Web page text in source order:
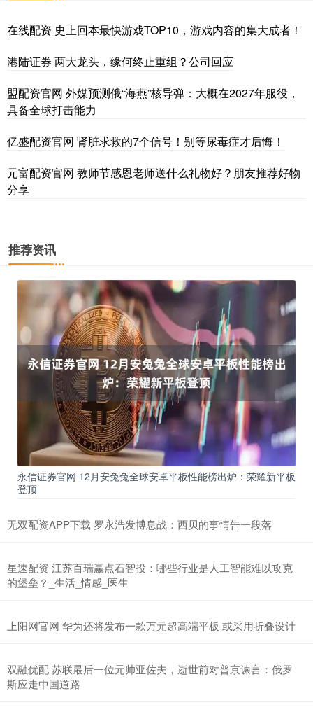
在线配资 史上回本最快游戏TOP10，游戏内容的集大成者！
港陆证券 两大龙头，缘何终止重组？公司回应
盟配资官网 外媒预测俄“海燕”核导弹：大概在2027年服役，
具备全球打击能力
亿盛配资官网 肾脏求救的7个信号！别等尿毒症才后悔！
元富配资官网 教师节感恩老师送什么礼物好？朋友推荐好物
分享
推荐资讯
永信证券官网 12月安兔兔全球安卓平板性能榜出炉：荣耀新平板
登顶
无双配资APP下载 罗永浩发博息战：西贝的事情告一段落
星速配资 江苏百瑞赢点石智投：哪些行业是人工智能难以攻克
的堡垒？_生活_情感_医生
上阳网官网 华为还将发布一款万元超高端平板 或采用折叠设计
双融优配 苏联最后一位元帅亚佐夫，逝世前对普京谏言：俄罗
斯应走中国道路